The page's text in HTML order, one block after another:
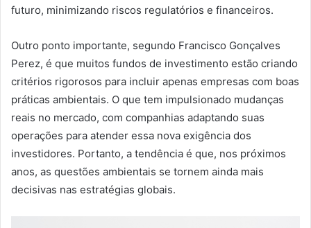
futuro, minimizando riscos regulatórios e financeiros.
Outro ponto importante, segundo Francisco Gonçalves
Perez, é que muitos fundos de investimento estão criando
critérios rigorosos para incluir apenas empresas com boas
práticas ambientais. O que tem impulsionado mudanças
reais no mercado, com companhias adaptando suas
operações para atender essa nova exigência dos
investidores. Portanto, a tendência é que, nos próximos
anos, as questões ambientais se tornem ainda mais
decisivas nas estratégias globais.